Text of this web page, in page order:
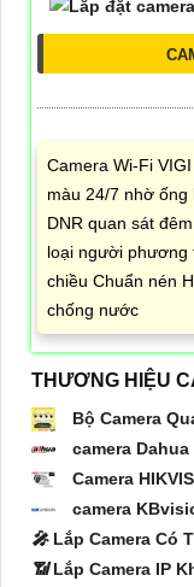
Camera Wi-Fi
màu 24/7 nhờ ống
DNR quan sát
loại người phương
chiều Chuẩn nén
chống nước
THƯƠNG HIỆU
Bộ Camera
camera Dahua
Camera
camera
️🎤️ Lắp Camera Có
📶Lắp Camera IP